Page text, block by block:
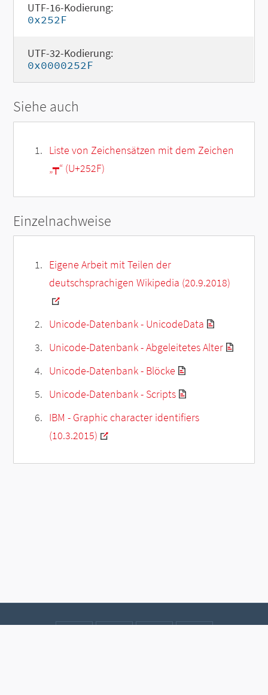
UTF-16-Kodierung:
0x252F
UTF-32-Kodierung:
0x0000252F
Siehe auch
Liste von Zeichensätzen mit dem Zeichen
„┯“ (U+252F)
Einzelnachweise
Eigene Arbeit mit Teilen der
deutschsprachigen Wikipedia (20.9.2018)
Unicode-Datenbank - UnicodeData
Unicode-Datenbank - Abgeleitetes Alter
Unicode-Datenbank - Blöcke
Unicode-Datenbank - Scripts
IBM - Graphic character identifiers
(10.3.2015)